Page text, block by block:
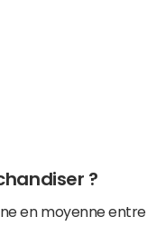
?
en moyenne entre